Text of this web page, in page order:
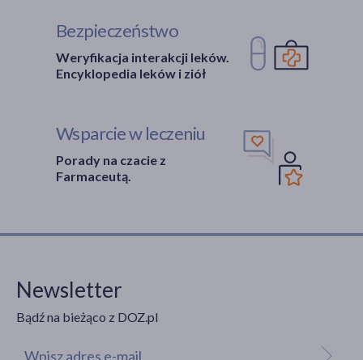
Bezpieczeństwo
Weryfikacja interakcji leków.
Encyklopedia leków i ziół
Wsparcie w leczeniu
Porady na czacie z
Farmaceutą.
Newsletter
Bądź na bieżąco z DOZ.pl